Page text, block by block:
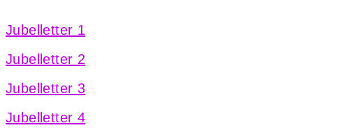
Jubelletter 1
Jubelletter 2
Jubelletter 3
Jubelletter 4